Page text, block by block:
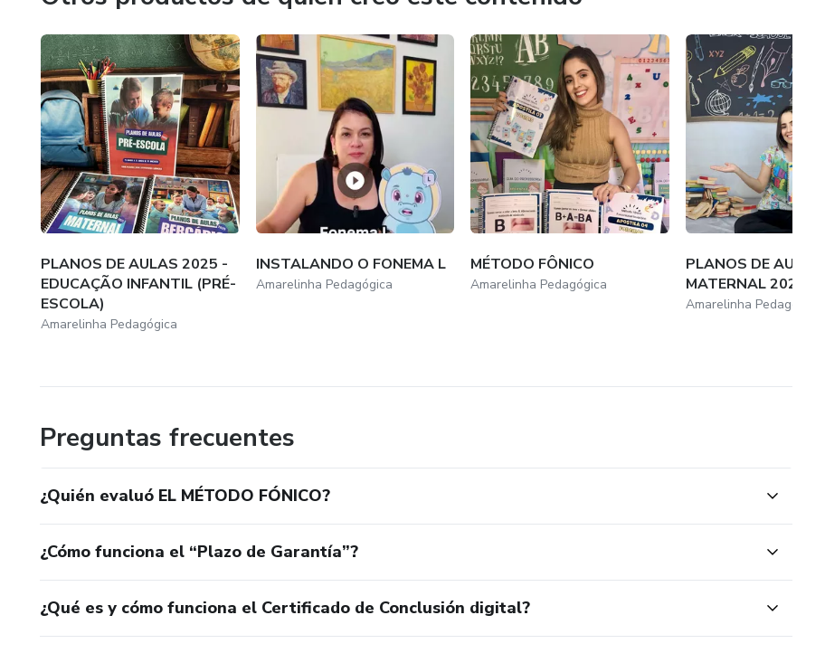
PLANOS DE AULAS 2025 -
EDUCAÇÃO INFANTIL (PRÉ-
ESCOLA)
Amarelinha Pedagógica
INSTALANDO O FONEMA L
Amarelinha Pedagógica
MÉTODO FÔNICO
Amarelinha Pedagógica
PLANOS DE AULAS -
MATERNAL 2024
Amarelinha Pedagógica
Preguntas frecuentes
¿Quién evaluó EL MÉTODO FÓNICO?
¿Cómo funciona el “Plazo de Garantía”?
¿Qué es y cómo funciona el Certificado de Conclusión digital?